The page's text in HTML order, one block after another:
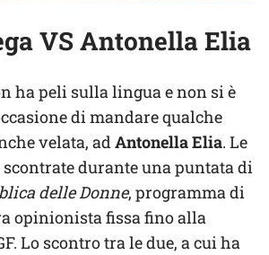
VS Antonella Elia
ha peli sulla lingua e non si è
di mandare qualche
velata, ad Antonella Elia. Le
scontrate durante una puntata di
delle Donne, programma di
opinionista fissa fino alla
Lo scontro tra le due, a cui ha